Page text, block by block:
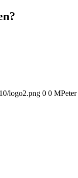
logo2.png 0 0 MPeter